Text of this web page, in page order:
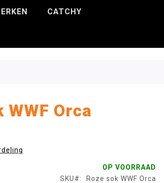
CATCHY
WWF Orca
OP VOORRAAD
SKU
Roze sok WWF Orca